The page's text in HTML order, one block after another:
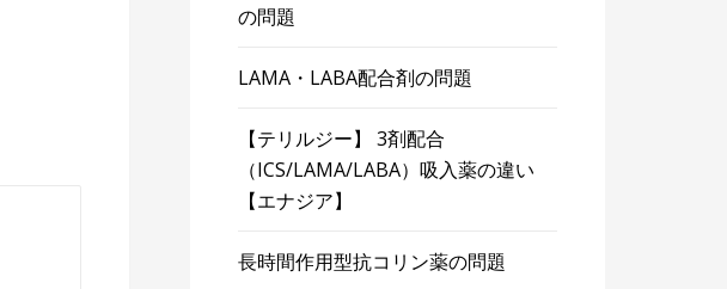
の問題
LAMA・LABA配合剤の問題
【テリルジー】 3剤配合
（ICS/LAMA/LABA）吸入薬の違い
【エナジア】
長時間作用型抗コリン薬の問題